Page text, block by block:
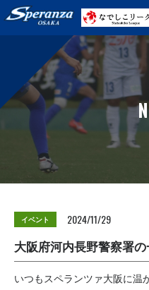
イベント 2024/11/29
大阪府河内長野警察署
いつもスペランツァ大阪に温